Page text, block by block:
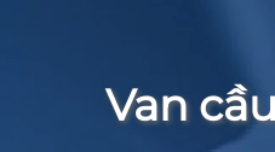
Van